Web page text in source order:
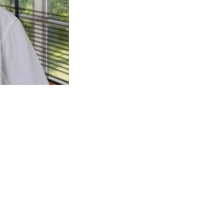
page
instead.